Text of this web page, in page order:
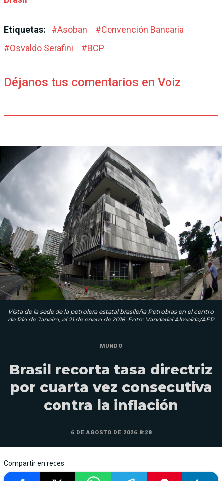
Etiquetas: #Asoban #Convención Bancaria
#Osvaldo Serafini #BCP
Déjanos tus comentarios en Voiz
Vista de la sede de la petrolera estatal brasileña Petrobras en el centro
de Río de Janeiro, el 21 de enero de 2016. Foto: Vanderlei Almeida/AFP
MUNDO
Brasil recorta tasa directriz
por cuarta vez consecutiva
contra la inflación
6 DE AGOSTO DE 2026 8:28
Compartir en redes